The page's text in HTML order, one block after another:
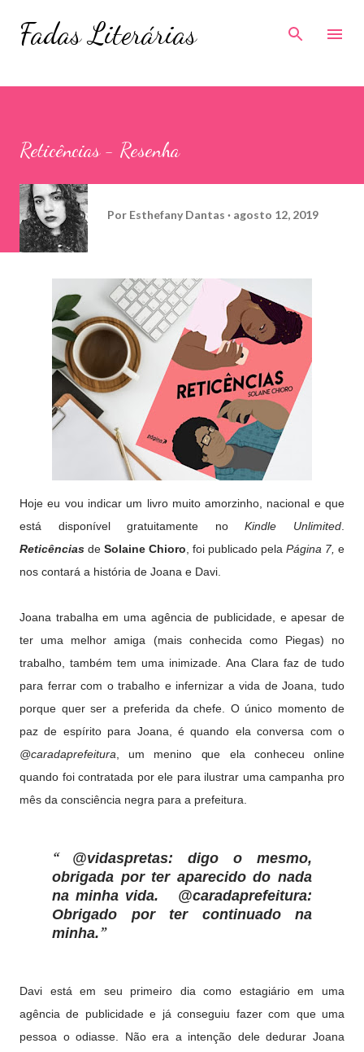
Pular para o conteúdo principal
Fadas Literárias
Reticências - Resenha
Por Esthefany Dantas agosto 12, 2019
Hoje eu vou indicar um livro muito amorzinho, nacional e que
está disponível gratuitamente noKindle Unlimited
Reticências de Solaine Chioro , foi publicado pela Página 7, e
nos contará a história de Joana e Davi.
Joana trabalha em uma agência de publicidade, e apesar de
ter uma melhor amiga (mais conhecida como Piegas) no
trabalho, também tem uma inimizade. Ana Clara faz de tudo
para ferrar com o trabalho e infernizar a vida de Joana, tudo
porque quer ser a preferida da chefe. O único momento de
paz de espírito para Joana, é quando ela conversa com o
@caradaprefeitura , um menino que ela conheceu online
quando foi contratada por ele para ilustrar uma campanha pro
mês da consciência negra para a prefeitura.
@vidaspretas: digo o mesmo,
obrigada por ter aparecido do nada
na minha vida. @caradaprefeitura:
Obrigado por ter continuado na
minha.
Davi está em seu primeiro dia como estagiário em uma
agência de publicidade e já conseguiu fazer com que uma
pessoa o odiasse. Não era a intenção dele dedurar Joana